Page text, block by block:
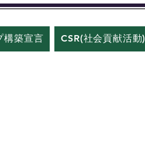
構築宣言 CSR(社会貢献活動)